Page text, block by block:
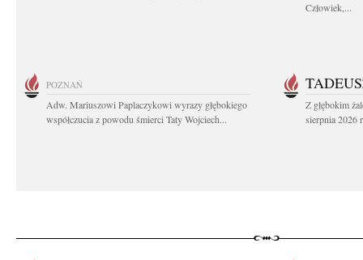
Człowiek,...
POZNAŃ
Adw. Mariuszowi Paplaczykowi wyrazy głębokiego
współczucia z powodu śmierci Taty Wojciech...
Z głębokim
sierpnia 2026